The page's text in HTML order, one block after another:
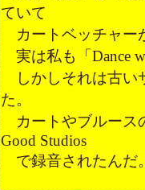
ていて
カートベッチャー
実は私も「Dance
しかしそれは古い
た。
カートやブルース
Good Studios
で録音されたんだ